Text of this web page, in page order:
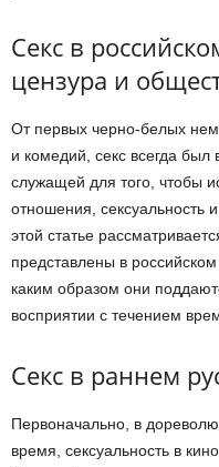
Секс в
цензура и
От первых черно-белых
и комедий, секс всегда был
служащей для того, чтобы
отношения,
этой статье
представлены в
каким образом они
восприятии с течением
Секс в раннем
Первоначально, в
время, сексуальность в